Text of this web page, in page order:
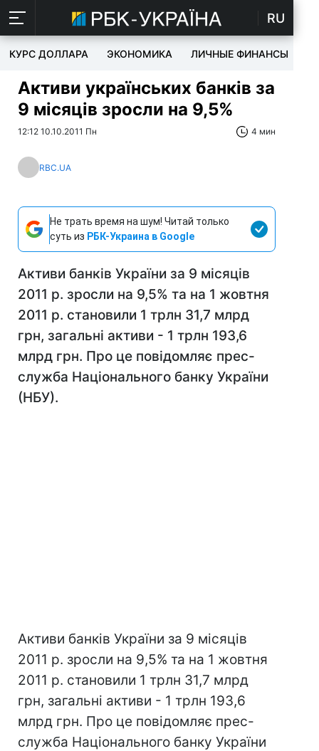
RU
КУРС ДОЛЛАРА ЭКОНОМИКА ЛИЧНЫЕ ФИНАНСЫ
Активи українських банків за
9 місяців зросли на 9,5%
12:12 10.10.2011 Пн 4 мин
RBC.UA
Не трать время на шум! Читай только
суть из РБК-Украина в Google
Активи банків України за 9 місяців
2011 р. зросли на 9,5% та на 1 жовтня
2011 р. становили 1 трлн 31,7 млрд
грн, загальні активи - 1 трлн 193,6
млрд грн. Про це повідомляє прес-
служба Національного банку України
(НБУ).
Активи банків України за 9 місяців
2011 р. зросли на 9,5% та на 1 жовтня
2011 р. становили 1 трлн 31,7 млрд
грн, загальні активи - 1 трлн 193,6
млрд грн. Про це повідомляє прес-
служба Національного банку України